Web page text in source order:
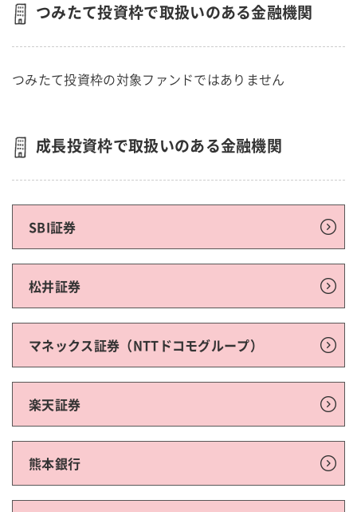
つみたて投資枠で取扱いのある金融機関
つみたて投資枠の対象ファンドではありません
成長投資枠で取扱いのある金融機関
SBI証券
松井証券
マネックス証券（NTTドコモグループ）
楽天証券
熊本銀行